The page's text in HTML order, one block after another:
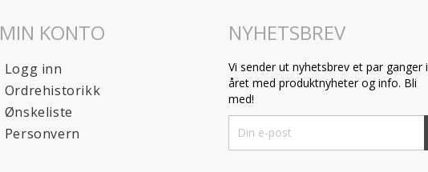
MIN KONTO
Logg inn
Ordrehistorikk
Ønskeliste
Personvern
NYHETSBREV
Vi sender ut nyhetsbrev et par ganger i
året med produktnyheter og info. Bli
med!
Up
for